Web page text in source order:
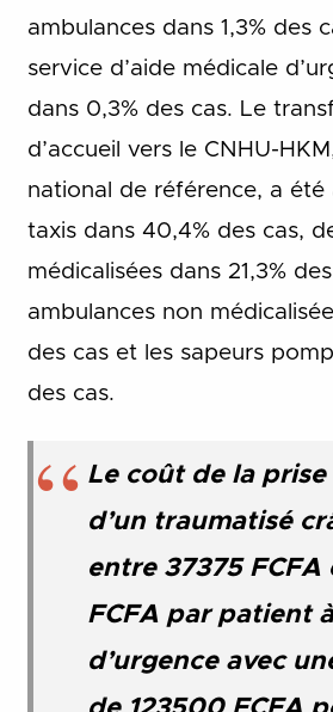
ambulances dans 1,3% des
service d’aide médicale
dans 0,3% des cas. Le
d’accueil vers le CNHU-
national de référence, a été
taxis dans 40,4% des cas,
médicalisées dans 21,3%
ambulances non
des cas et les sapeurs
des cas.
Le coût de la prise
d’un traumatisé
entre 37375 FCFA
FCFA par patient
d’urgence avec